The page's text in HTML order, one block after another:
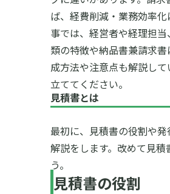
ば、経費削減・業務効率
事では、経営者や経理担
類の特徴や納品書兼請求
成方法や注意点も解説し
立ててください。
見積書とは
最初に、見積書の役割や
解説をします。改めて見
う。
見積書の役割